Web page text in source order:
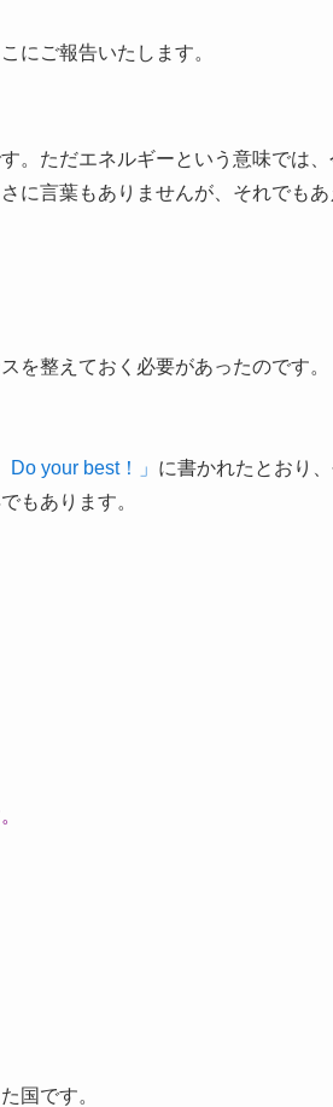
にご報告いたします。
。ただエネルギーという意味では
に言葉もありませんが、それでもあ
を整えておく必要があったのです。
your best！」 に書かれたとおり
もあります。
国です。